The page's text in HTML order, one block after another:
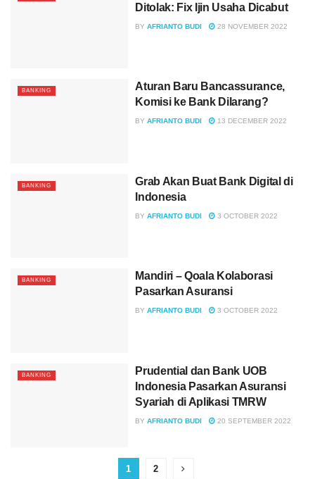
Ditolak: Fix Ijin Usaha Dicabut
BY AFRIANTO BUDI 28 NOVEMBER 2022
BANKING
Aturan Baru Bancassurance,
Komisi ke Bank Dilarang?
BY AFRIANTO BUDI 13 DECEMBER 2022
BANKING
Grab Akan Buat Bank Digital di
Indonesia
BY AFRIANTO BUDI 3 OCTOBER 2022
BANKING
Mandiri – Qoala Kolaborasi
Pasarkan Asuransi
BY AFRIANTO BUDI 3 OCTOBER 2022
BANKING
Prudential dan Bank UOB
Indonesia Pasarkan Asuransi
Syariah di Aplikasi TMRW
BY AFRIANTO BUDI 20 SEPTEMBER 2022
1 2